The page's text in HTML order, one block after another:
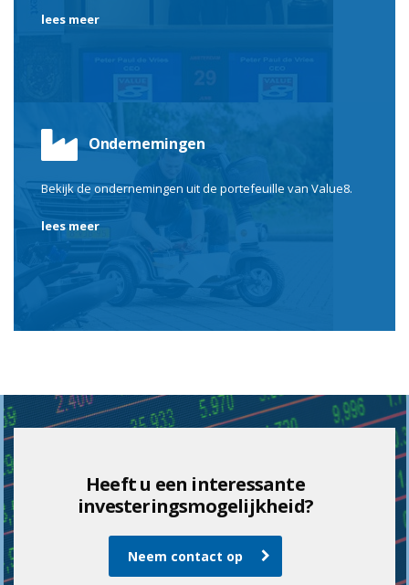
lees meer
Ondernemingen
Bekijk de ondernemingen uit de portefeuille van Value8.
lees meer
Heeft u een interessante
investeringsmogelijkheid?
Neem contact op